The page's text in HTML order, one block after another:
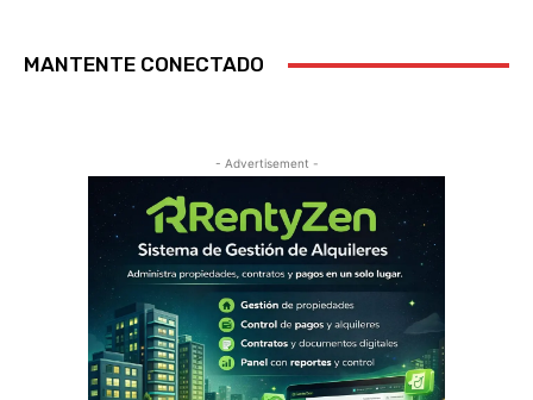
MANTENTE CONECTADO
- Advertisement -